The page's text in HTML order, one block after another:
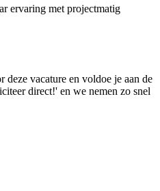
ervaring met projectmatig
vacature en voldoe je aan de
direct!' en we nemen zo snel